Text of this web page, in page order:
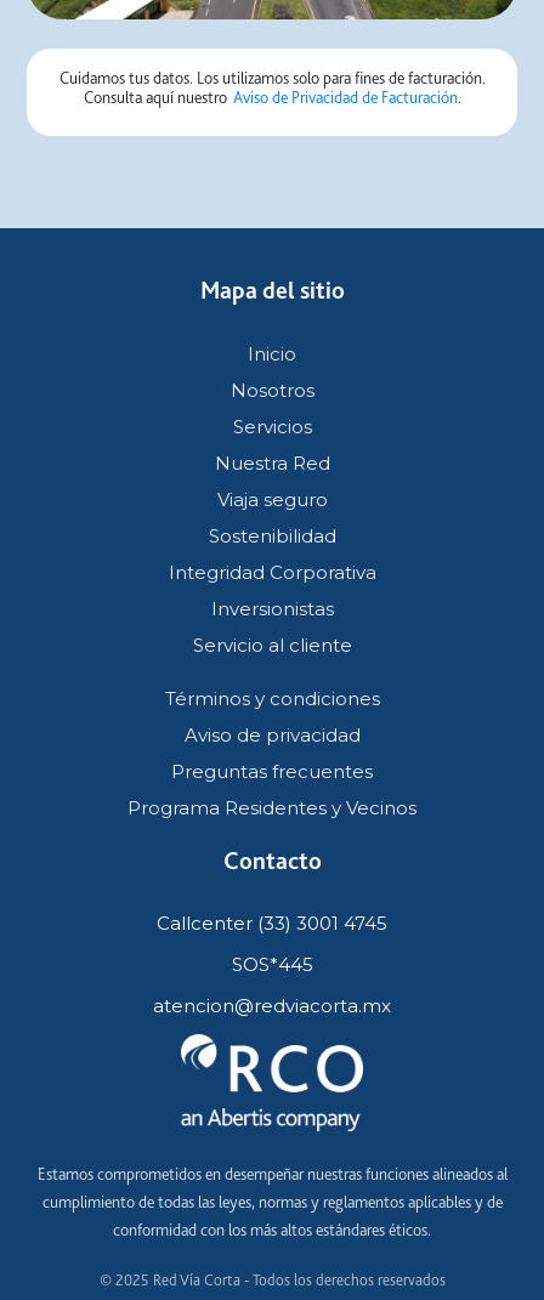
Cuidamos tus datos. Los utilizamos solo para fines de facturación.
Consulta aquí nuestro Aviso de Privacidad de Facturación.
Estamos comprometidos en desempeñar nuestras funciones alineados al
cumplimiento de todas las leyes, normas y reglamentos aplicables y de
conformidad con los más altos estándares éticos.
© 2025 Red Vía Corta - Todos los derechos reservados
Mapa del sitio
Inicio
Nosotros
Servicios
Nuestra Red
Viaja seguro
Sostenibilidad
Integridad Corporativa
Inversionistas
Servicio al cliente
Términos y condiciones
Aviso de privacidad
Preguntas frecuentes
Programa Residentes y Vecinos
Contacto
Callcenter (33) 3001 4745
SOS*445
atencion@redviacorta.mx